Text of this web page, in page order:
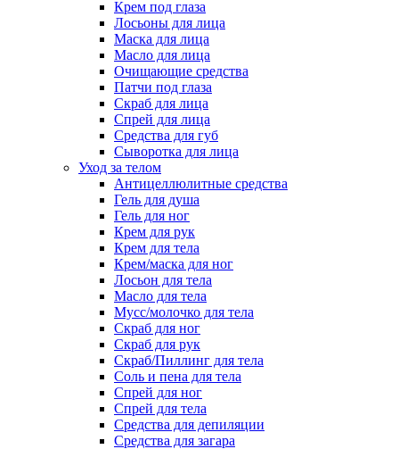
Крем под глаза
Лосьоны для лица
Маска для лица
Масло для лица
Очищающие средства
Патчи под глаза
Скраб для лица
Спрей для лица
Средства для губ
Сыворотка для лица
Уход за телом
Антицеллюлитные средства
Гель для душа
Гель для ног
Крем для рук
Крем для тела
Крем/маска для ног
Лосьон для тела
Масло для тела
Мусс/молочко для тела
Скраб для ног
Скраб для рук
Скраб/Пиллинг для тела
Соль и пена для тела
Спрей для ног
Спрей для тела
Средства для депиляции
Средства для загара